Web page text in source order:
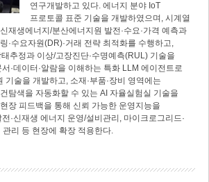
연구개발하고 있다. 에너지 분야 IoT
프로토콜 표준 기술을 개발하였으며, 시계열
재생에너지/분산에너지원 발전·수요·가격 예측과
·수요자원(DR)·거래 전략 최적화를 수행하고,
추정과 이상/고장진단·수명예측(RUL) 기술을
·데이터·알람을 이해하는 특화 LLM 에이전트로
기술을 개발하고, 소재·부품·장비 영역에는
탐색을 자동화할 수 있는 AI 자율실험실 기술을
장 피드백을 통해 신뢰 가능한 운영지능을
·신재생 에너지 운영/설비관리, 마이크로그리드·
관리 등 현장에 확장 적용한다.